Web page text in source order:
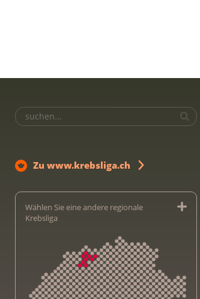
Zu www.krebsliga.ch
Wählen Sie eine andere regionale
Krebsliga